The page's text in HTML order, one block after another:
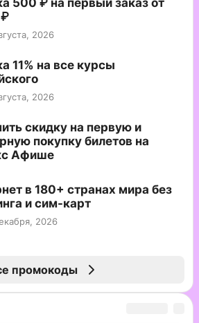
500 ₽ на первый заказ от
2026
11% на все курсы
2026
скидку на первую и
покупку билетов на
Афише
в 180+ странах мира без
и сим-карт
2026
промокоды